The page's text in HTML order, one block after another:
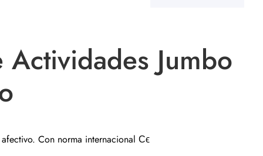
Jumbo
Con norma internacional Ϲϵ